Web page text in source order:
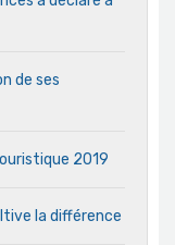
de ses
2019
la différence